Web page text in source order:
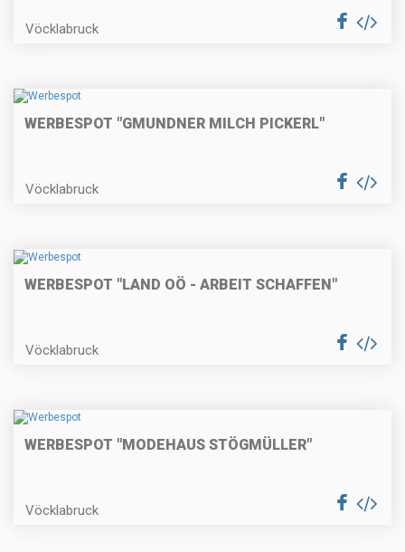
Vöcklabruck
WERBESPOT "GMUNDNER MILCH PICKERL"
Vöcklabruck
WERBESPOT "LAND OÖ - ARBEIT SCHAFFEN"
Vöcklabruck
WERBESPOT "MODEHAUS STÖGMÜLLER"
Vöcklabruck